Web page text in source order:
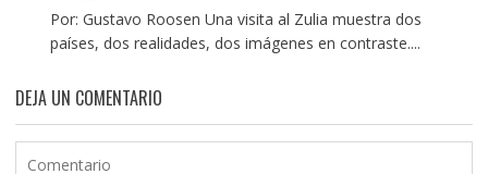
Por: Gustavo Roosen Una visita al Zulia muestra dos
países, dos realidades, dos imágenes en contraste....
DEJA UN COMENTARIO